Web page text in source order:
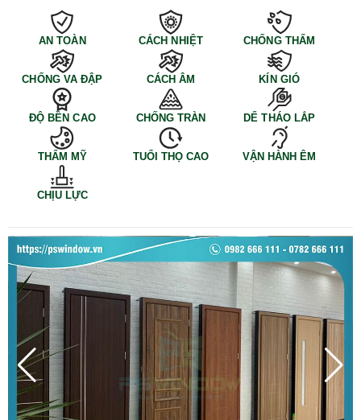
AN TOÀN CÁCH NHIỆT CHỐNG THẤM
CHỐNG VA ĐẬP CÁCH ÂM KÍN GIÓ
ĐỘ BỀN CAO CHỐNG TRÀN DỂ THÁO LẮP
THẨM MỸ TUỔI THỌ CAO VẬN HÀNH ÊM
CHỊU LỰC